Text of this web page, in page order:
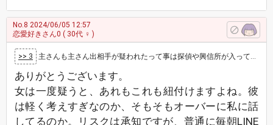
No.8 2024/06/05 12:57
恋愛好きさん0 ( 30代 ♀ )
>> 3 主さんも主さん出相手が疑われたって事は探偵や興信所が入ってくる可能性あるから覚悟を決める時が来たのかも知れないのになんか危機感無い感じですね…
ありがとうございます。
女は一度疑うと、あれもこれも紐付けますよね。彼
は軽く考えすぎなのか、そもそもオーバーに私に話
してるのか。リスクは承知ですが、普通に毎朝LINE